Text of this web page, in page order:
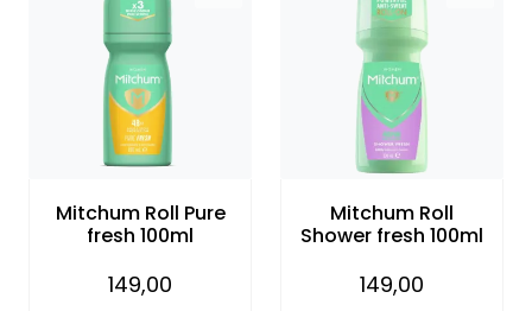
Mitchum Roll Pure
fresh 100ml
149,00
Mitchum Roll
Shower fresh 100ml
149,00